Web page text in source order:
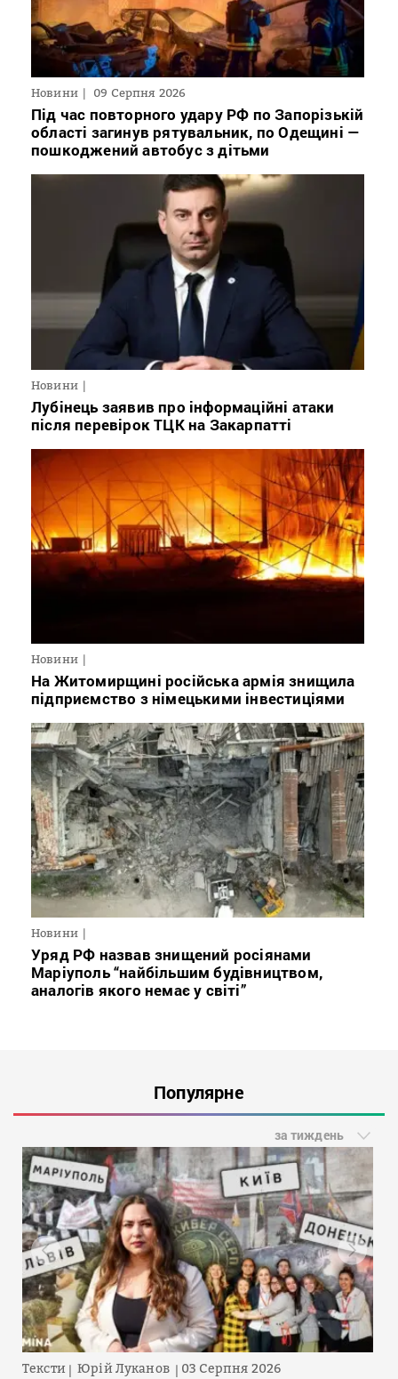
Новини 09 Серпня 2026
Під час повторного удару РФ по Запорізькій
області загинув рятувальник, по Одещині —
пошкоджений автобус з дітьми
Новини
Лубінець заявив про інформаційні атаки
після перевірок ТЦК на Закарпатті
Новини
На Житомирщині російська армія знищила
підприємство з німецькими інвестиціями
Новини
Уряд РФ назвав знищений росіянами
Маріуполь “найбільшим будівництвом,
аналогів якого немає у світі”
Популярне
за тиждень
Тексти Юрій Луканов 03 Серпня 2026